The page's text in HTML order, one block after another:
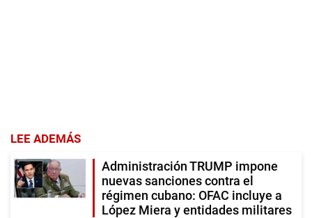
LEE ADEMÁS
Administración TRUMP impone
nuevas sanciones contra el
régimen cubano: OFAC incluye a
López Miera y entidades militares